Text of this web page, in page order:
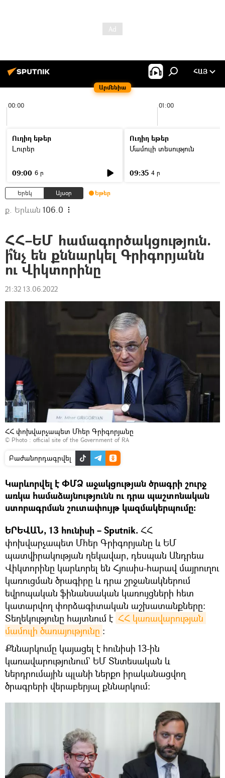
Արմենիա
ՀԱՅ
00:00 01:00
Ուղիղ եթեր
Լուրեր
09:00 6 ր
Ուղիղ եթեր
Մամուլի տեսություն
09:35 4 ր
Երեկ Այսօր Եթեր
ք. Երևան 106.0
ՀՀ–ԵՄ համագործակցություն.
ի՞նչ են քննարկել Գրիգորյանն
ու Վիկտորինը
21:32 13.06.2022
ՀՀ փոխվարչապետ Մհեր Գրիգորյանը
© Photo : official site of the Government of RA
Բաժանորդագրվել
Կարևորվել է ՓՄՁ աջակցության ծրագրի շուրջ
առկա համաձայնությունն ու դրա պաշտոնական
ստորագրման շուտափույթ կազմակերպումը։
ԵՐԵՎԱՆ, 13 հունիսի – Sputnik. ՀՀ
փոխվարչապետ Մհեր Գրիգորյանը և ԵՄ
պատվիրակության ղեկավար, դեսպան Անդրեա
Վիկտորինը կարևորել են Հյուսիս-հարավ մայրուղու
կառուցման ծրագիրը և դրա շրջանակներում
եվրոպական ֆինանսական կառույցների հետ
կատարվող փորձագիտական աշխատանքները:
Տեղեկությունը հայտնում է ՀՀ կառավարության
մամուլի ծառայությունը ։
Քննարկումը կայացել է հունիսի 13-ին
կառավարությունում` ԵՄ Տնտեսական և
ներդրումային պլանի ներքո իրականացվող
ծրագրերի վերաբերյալ քննարկում: